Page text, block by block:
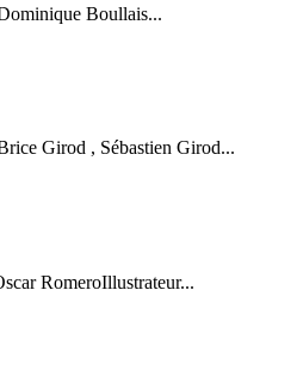
Boullais...
Girod , Sébastien Girod...
RomeroIllustrateur...